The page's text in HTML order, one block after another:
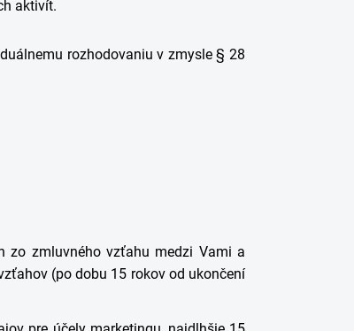
aktivít.
rozhodovaniu v zmysle § 28
zo zmluvného vzťahu medzi Vami a
(po dobu 15 rokov od ukončení